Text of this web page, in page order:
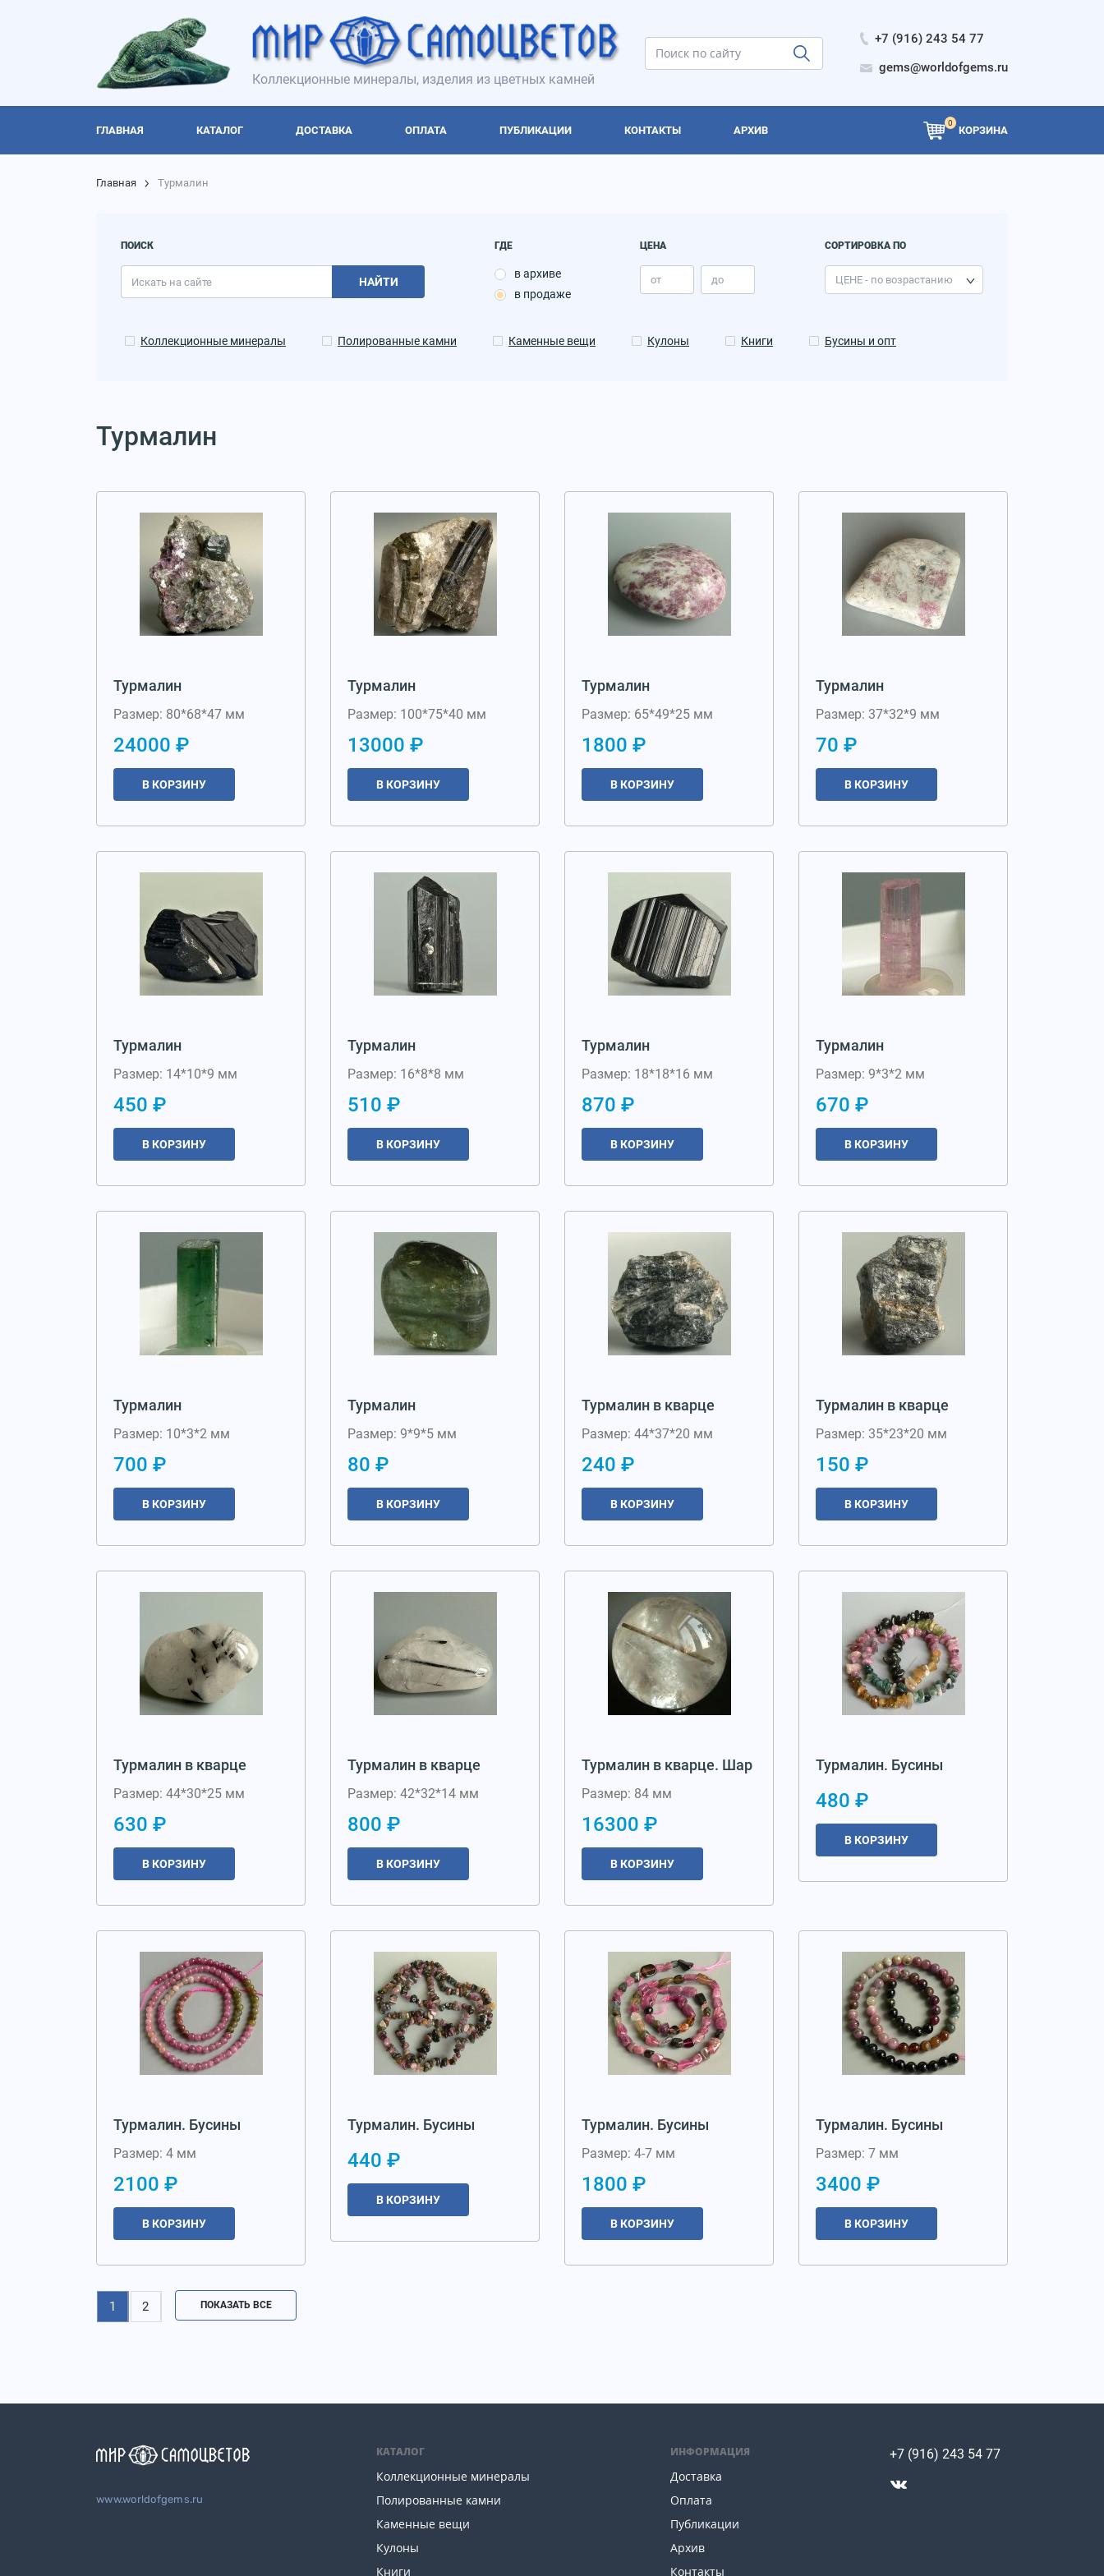
Коллекционные минералы, изделия из цветных камней
+7 (916) 243 54 77
gems@worldofgems.ru
ГЛАВНАЯ КАТАЛОГ ДОСТАВКА ОПЛАТА ПУБЛИКАЦИИ КОНТАКТЫ АРХИВ
0
КОРЗИНА
Главная Турмалин
ПОИСК
НАЙТИ
ГДЕ
в архиве
в продаже
ЦЕНА СОРТИРОВКА ПО
Коллекционные минералы Полированные камни Каменные вещи Кулоны Книги Бусины и опт
Турмалин
Турмалин
Размер: 80*68*47 мм
24000 ₽
В КОРЗИНУ
Турмалин
Размер: 100*75*40 мм
13000 ₽
В КОРЗИНУ
Турмалин
Размер: 65*49*25 мм
1800 ₽
В КОРЗИНУ
Турмалин
Размер: 37*32*9 мм
70 ₽
В КОРЗИНУ
Турмалин
Размер: 14*10*9 мм
450 ₽
В КОРЗИНУ
Турмалин
Размер: 16*8*8 мм
510 ₽
В КОРЗИНУ
Турмалин
Размер: 18*18*16 мм
870 ₽
В КОРЗИНУ
Турмалин
Размер: 9*3*2 мм
670 ₽
В КОРЗИНУ
Турмалин
Размер: 10*3*2 мм
700 ₽
В КОРЗИНУ
Турмалин
Размер: 9*9*5 мм
80 ₽
В КОРЗИНУ
Турмалин в кварце
Размер: 44*37*20 мм
240 ₽
В КОРЗИНУ
Турмалин в кварце
Размер: 35*23*20 мм
150 ₽
В КОРЗИНУ
Турмалин в кварце
Размер: 44*30*25 мм
630 ₽
В КОРЗИНУ
Турмалин в кварце
Размер: 42*32*14 мм
800 ₽
В КОРЗИНУ
Турмалин в кварце. Шар
Размер: 84 мм
16300 ₽
В КОРЗИНУ
Турмалин. Бусины
480 ₽
В КОРЗИНУ
Турмалин. Бусины
Размер: 4 мм
2100 ₽
В КОРЗИНУ
Турмалин. Бусины
440 ₽
В КОРЗИНУ
Турмалин. Бусины
Размер: 4-7 мм
1800 ₽
В КОРЗИНУ
Турмалин. Бусины
Размер: 7 мм
3400 ₽
В КОРЗИНУ
1 2 ПОКАЗАТЬ ВСЕ
www.worldofgems.ru
КАТАЛОГ
Коллекционные минералы
Полированные камни
Каменные вещи
Кулоны
Книги
ИНФОРМАЦИЯ
Доставка
Оплата
Публикации
Архив
Контакты
+7 (916) 243 54 77